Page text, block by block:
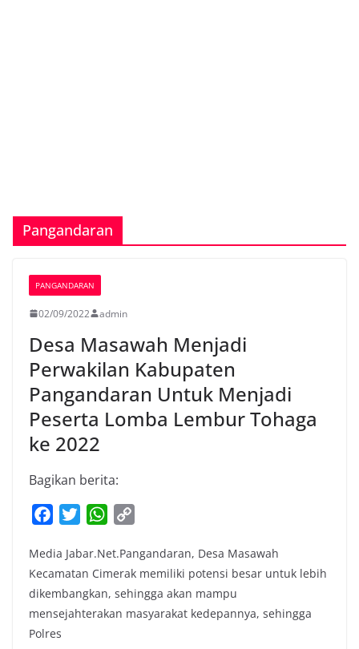
Pangandaran
PANGANDARAN
02/09/2022 admin
Desa Masawah Menjadi
Perwakilan Kabupaten
Pangandaran Untuk Menjadi
Peserta Lomba Lembur Tohaga
ke 2022
Bagikan berita:
c
e
b
o
o
i
t
t
e
W
a
t
s
A
p
y
L
i
Media Jabar.Net.Pangandaran, Desa Masawah
Kecamatan Cimerak memiliki potensi besar untuk lebih
dikembangkan, sehingga akan mampu
mensejahterakan masyarakat kedepannya, sehingga
Polres